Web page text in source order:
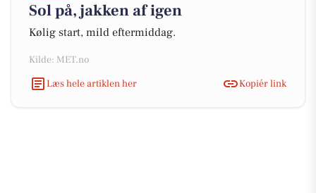
Sol på, jakken af igen
Kølig start, mild eftermiddag.
Kilde: MET.no
Læs hele artiklen her
Kopiér link